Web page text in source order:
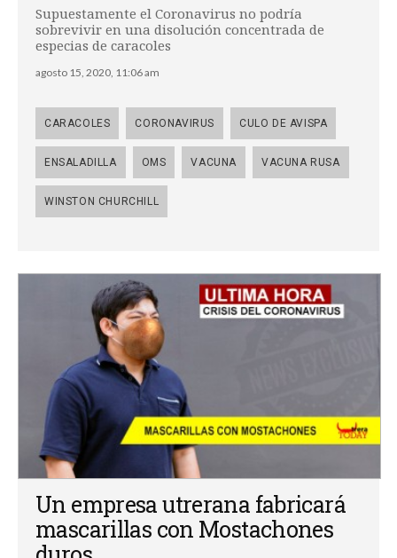
Supuestamente el Coronavirus no podría
sobrevivir en una disolución concentrada de
especias de caracoles
agosto 15, 2020, 11:06 am
CARACOLES CORONAVIRUS CULO DE AVISPA
ENSALADILLA OMS VACUNA VACUNA RUSA
WINSTON CHURCHILL
Un empresa utrerana fabricará
mascarillas con Mostachones